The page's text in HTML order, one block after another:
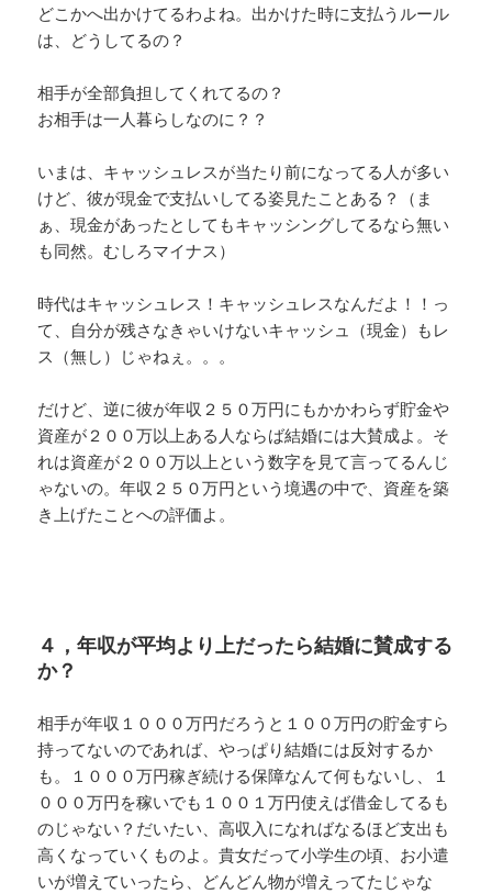
どこかへ出かけてるわよね。出かけた時に支払うルール
は、どうしてるの？
相手が全部負担してくれてるの？
お相手は一人暮らしなのに？？
いまは、キャッシュレスが当たり前になってる人が多い
けど、彼が現金で支払いしてる姿見たことある？（ま
ぁ、現金があったとしてもキャッシングしてるなら無い
も同然。むしろマイナス）
時代はキャッシュレス！キャッシュレスなんだよ！！っ
て、自分が残さなきゃいけないキャッシュ（現金）もレ
ス（無し）じゃねぇ。。。
だけど、逆に彼が年収２５０万円にもかかわらず貯金や
資産が２００万以上ある人ならば結婚には大賛成よ。そ
れは資産が２００万以上という数字を見て言ってるんじ
ゃないの。年収２５０万円という境遇の中で、資産を築
き上げたことへの評価よ。
４，年収が平均より上だったら結婚に賛成する
か？
相手が年収１０００万円だろうと１００万円の貯金すら
持ってないのであれば、やっぱり結婚には反対するか
も。１０００万円稼ぎ続ける保障なんて何もないし、１
０００万円を稼いでも１００１万円使えば借金してるも
のじゃない？だいたい、高収入になればなるほど支出も
高くなっていくものよ。貴女だって小学生の頃、お小遣
いが増えていったら、どんどん物が増えってたじゃな